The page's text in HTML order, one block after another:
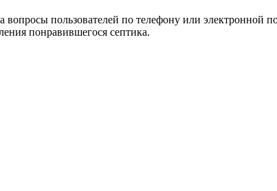
пользователей по телефону или электронной
понравившегося септика.